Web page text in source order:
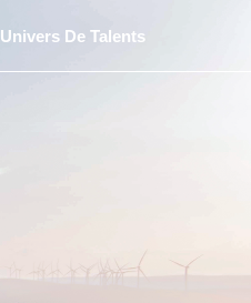
Univers De Talents